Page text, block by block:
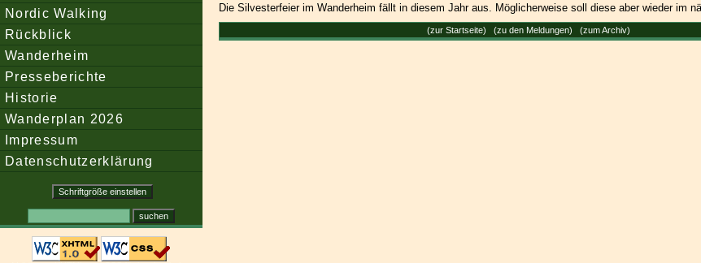
Nordic Walking
Rückblick
Wanderheim
Presseberichte
Historie
Wanderplan 2026
Impressum
Datenschutzerklärung
Die Silvesterfeier im Wanderheim fällt in diesem Jahr aus. Möglicherweise soll diese aber wieder im
(zur Startseite) (zu den Meldungen) (zum Archiv)